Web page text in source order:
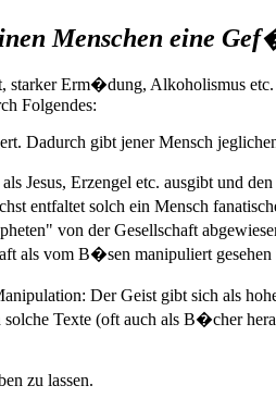
Menschen eine
Erm�dung, Alkoholismus
Folgendes:
Dadurch gibt jener Mensch
Jesus, Erzengel etc. ausgibt und
entfaltet solch ein Mensch
von der Gesellschaft
als vom B�sen manipuliert
Der Geist gibt sich als
Texte (oft auch als B�cher
zu lassen.